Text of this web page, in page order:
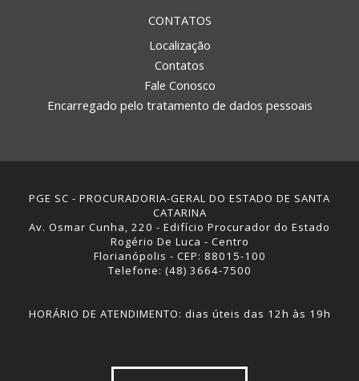
CONTATOS
Localização
Contatos
Fale Conosco
Encarregado pelo tratamento de dados pessoais
PGE SC - PROCURADORIA-GERAL DO ESTADO DE SANTA
CATARINA
Av. Osmar Cunha, 220 - Edifício Procurador do Estado
Rogério De Luca - Centro
Florianópolis - CEP: 88015-100
Telefone: (48) 3664-7500
HORÁRIO DE ATENDIMENTO: dias úteis das 12h às 19h